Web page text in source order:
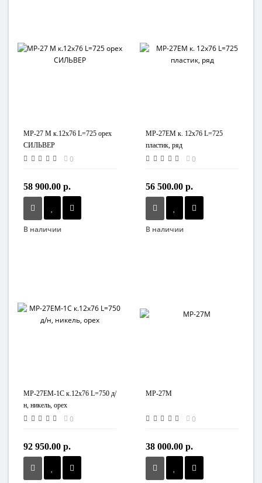
МР-27 М к.12х76 L=725 орех
СИЛЬВЕР
0
58 900.00 р.
В наличии
МР-27ЕМ к. 12x76 L=725
пластик, ряд
0
56 500.00 р.
В наличии
МР-27ЕМ-1С к.12х76 L=750 д/
н, никель, орех
0
92 950.00 р.
МР-27М
0
38 000.00 р.